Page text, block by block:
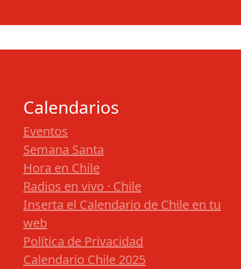
Calendarios
Eventos
Semana Santa
Hora en Chile
Radios en vivo · Chile
Inserta el Calendario de Chile en tu
web
Política de Privacidad
Calendario Chile 2025